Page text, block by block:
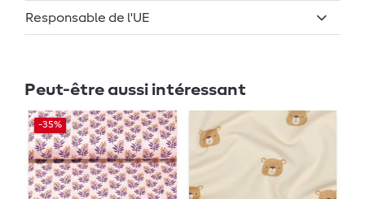
Responsable de l'UE
Peut-être aussi intéressant
-35%